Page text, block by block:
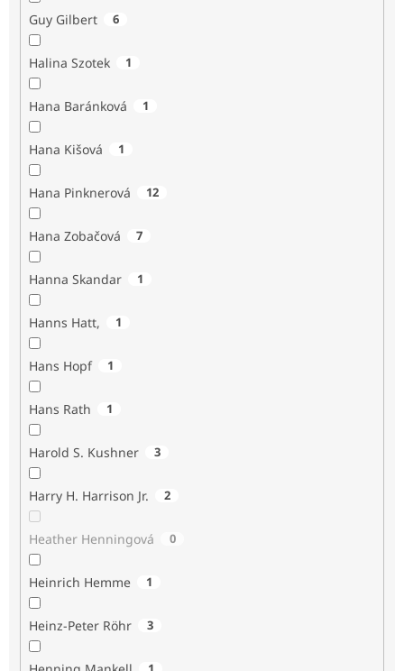
Guy Gilbert 6
Halina Szotek 1
Hana Baránková 1
Hana Kišová 1
Hana Pinknerová 12
Hana Zobačová 7
Hanna Skandar 1
Hanns Hatt, 1
Hans Hopf 1
Hans Rath 1
Harold S. Kushner 3
Harry H. Harrison Jr. 2
Heather Henningová 0
Heinrich Hemme 1
Heinz-Peter Röhr 3